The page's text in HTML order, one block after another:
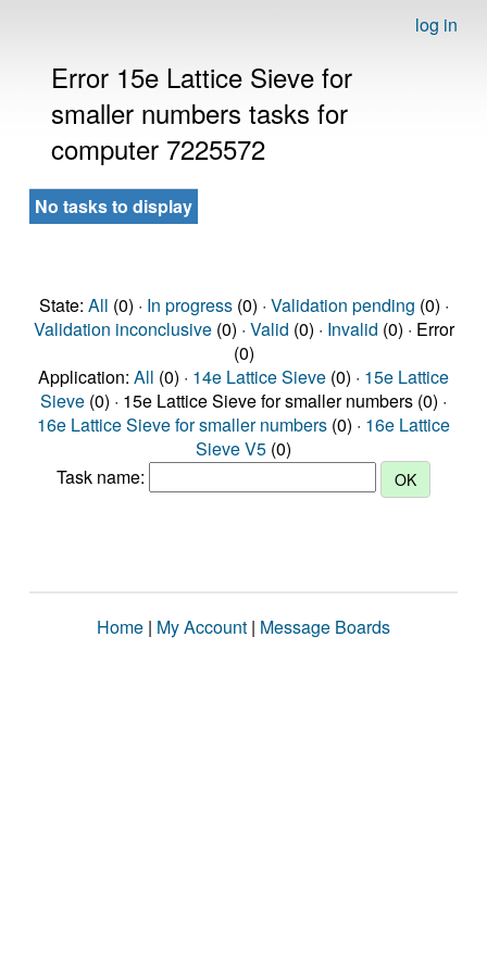
log in
Error 15e Lattice Sieve for
smaller numbers tasks for
computer 7225572
No tasks to display
State: All (0) · In progress(0) · Validation pending (0) ·
Validation inconclusive(0) · Valid (0) · Invalid (0) · Error
(0)
Application: All (0) · 14e Lattice Sieve (0) · 15e Lattice
Sieve (0) · 15e Lattice Sieve for smaller numbers (0) ·
16e Lattice Sieve for smaller numbers (0) · 16e Lattice
Sieve V5 (0)
Task name:
Home | My Account | Message Boards